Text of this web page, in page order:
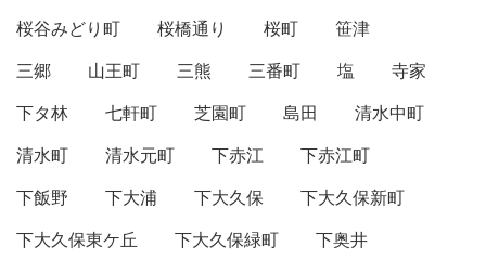
桜谷みどり町
桜橋通り 桜町
笹津
三郷
山王町 三熊 三番町 塩
寺家
下タ林
七軒町 芝園町 島田
清水中町
清水町
清水元町 下赤江
下赤江町
下飯野
下大浦 下大久保
下大久保新町
下大久保東ケ丘
下大久保緑町
下奥井